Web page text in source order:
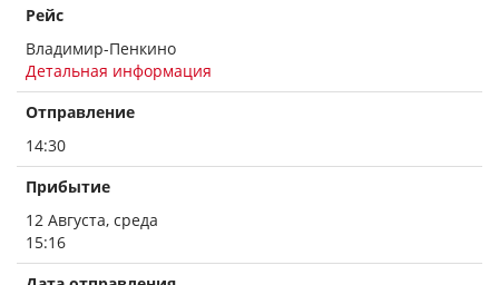
Рейс
Владимир-Пенкино
Детальная информация
Отправление
14:30
Прибытие
12 Августа, среда
15:16